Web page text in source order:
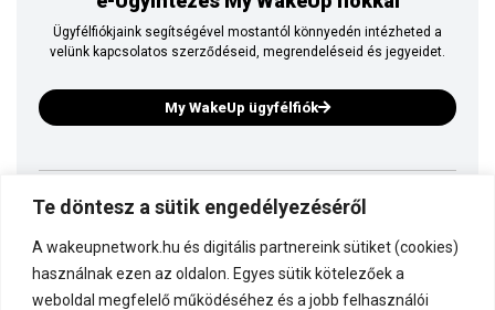
Te döntesz a sütik engedélyezéséről
A wakeupnetwork.hu és digitális partnereink sütiket (cookies)
használnak ezen az oldalon. Egyes sütik kötelezőek a
weboldal megfelelő működéséhez és a jobb felhasználói
Ügyfélfiókjaink segítségével mostantól könnyedén intézheted a
velünk kapcsolatos szerződéseid, megrendeléseid és jegyeidet.
My WakeUp ügyfélfiók
Ez is a WakeUp
Kapcsolódj a WakeUp-hoz!